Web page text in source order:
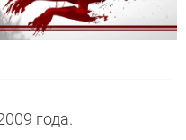
года.